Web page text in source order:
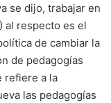
se dijo, trabajar en
al respecto es el
de cambiar la
de pedagogías
refiere a la
las pedagogías